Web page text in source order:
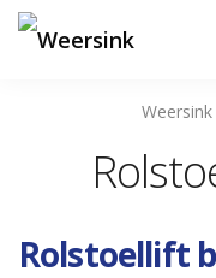
Weersink
Rolstoellift